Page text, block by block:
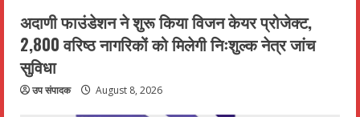
अदाणी फाउंडेशन ने शुरू किया विजन केयर प्रोजेक्ट,
2,800 वरिष्ठ नागरिकों को मिलेगी निःशुल्क नेत्र जांच
सुविधा
उप संपादक August 8, 2026